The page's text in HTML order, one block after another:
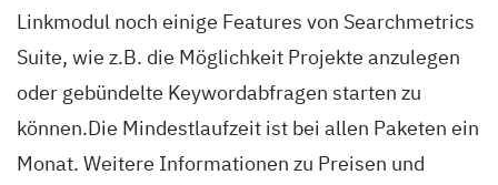
Linkmodul noch einige Features von Searchmetrics
Suite, wie z.B. die Möglichkeit Projekte anzulegen
oder gebündelte Keywordabfragen starten zu
können.Die Mindestlaufzeit ist bei allen Paketen ein
Monat. Weitere Informationen zu Preisen und